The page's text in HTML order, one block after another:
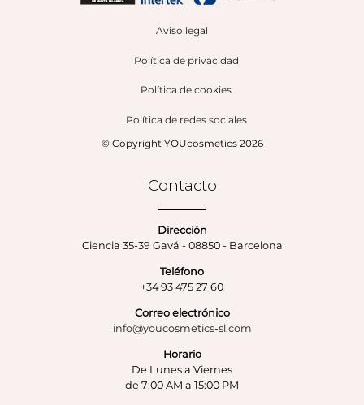
Aviso legal
Política de privacidad
Política de cookies
Política de redes sociales
© Copyright YOUcosmetics 2026
Contacto
Dirección
Ciencia 35-39 Gavá - 08850 - Barcelona
Teléfono
+34 93 475 27 60
Correo electrónico
info@youcosmetics-sl.com
Horario
De Lunes a Viernes
de 7:00 AM a 15:00 PM